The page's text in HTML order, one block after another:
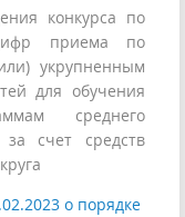
конкурса по
приема по
укрупненным
для обучения
среднего
за счет средств
о порядке